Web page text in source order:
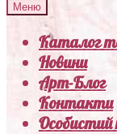
Меню
Каталог
Новини
Арт-Блог
Контакти
Особистий